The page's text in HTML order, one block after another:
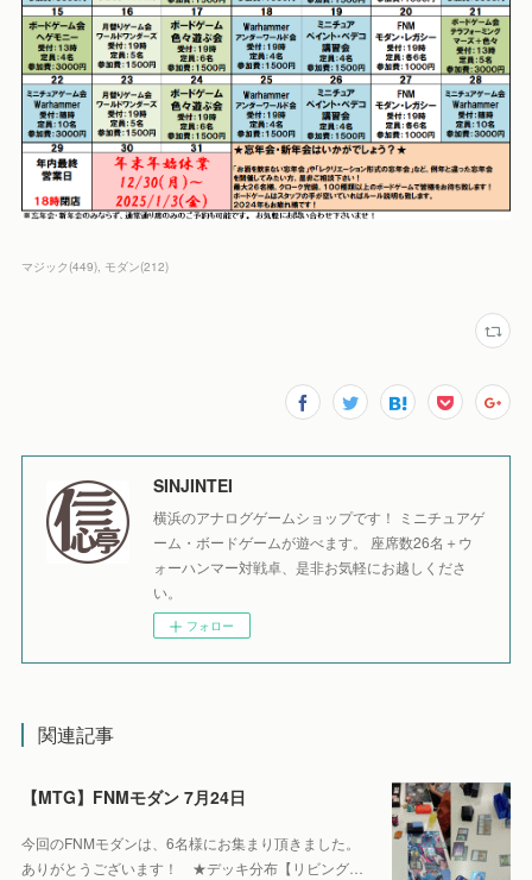
マジック (449) モダン(212)
SINJINTEI
横浜のアナログゲームショップです！ ミニチュアゲ
ーム・ボードゲームが遊べます。 座席数26名＋ウ
ォーハンマー対戦卓、是非お気軽にお越しくださ
い。
フォロー
関連記事
【MTG】FNMモダン 7月24日
今回のFNMモダンは、6名様にお集まり頂きました。
ありがとうございます！ ★デッキ分布【リビング…